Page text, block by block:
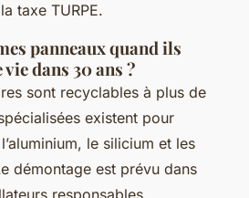
taxe TURPE.
panneaux quand ils
dans 30 ans ?
sont recyclables à plus de
existent pour
le silicium et les
démontage est prévu dans
responsables,